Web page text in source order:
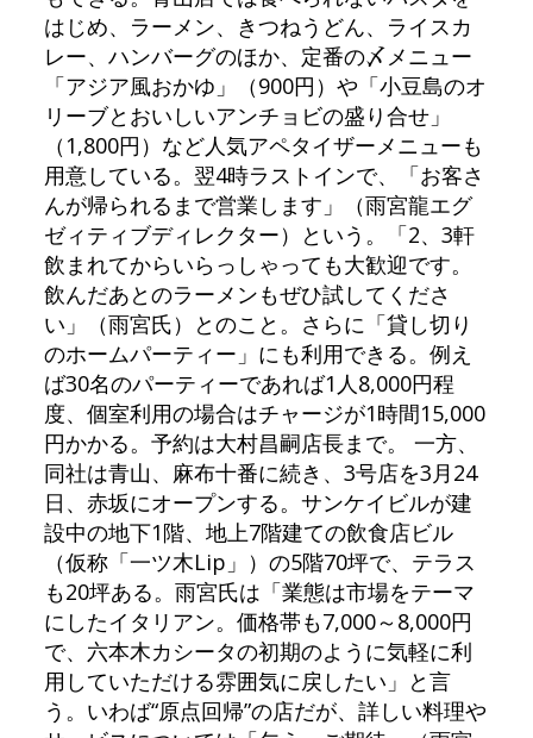
はじめ、ラーメン、きつねうどん、ライスカ
レー、ハンバーグのほか、定番の〆メニュー
「アジア風おかゆ」（900円）や「小豆島のオ
リーブとおいしいアンチョビの盛り合せ」
（1,800円）など人気アペタイザーメニューも
用意している。翌4時ラストインで、「お客さ
んが帰られるまで営業します」（雨宮龍エグ
ゼィティブディレクター）という。「2、3軒
飲まれてからいらっしゃっても大歓迎です。
飲んだあとのラーメンもぜひ試してくださ
い」（雨宮氏）とのこと。さらに「貸し切り
のホームパーティー」にも利用できる。例え
ば30名のパーティーであれば1人8,000円程
度、個室利用の場合はチャージが1時間15,000
円かかる。予約は大村昌嗣店長まで。 一方、
同社は青山、麻布十番に続き、3号店を3月24
日、赤坂にオープンする。サンケイビルが建
設中の地下1階、地上7階建ての飲食店ビル
（仮称「一ツ木Lip」）の5階70坪で、テラス
も20坪ある。雨宮氏は「業態は市場をテーマ
にしたイタリアン。価格帯も7,000～8,000円
で、六本木カシータの初期のように気軽に利
用していただける雰囲気に戻したい」と言
う。いわば“原点回帰”の店だが、詳しい料理や